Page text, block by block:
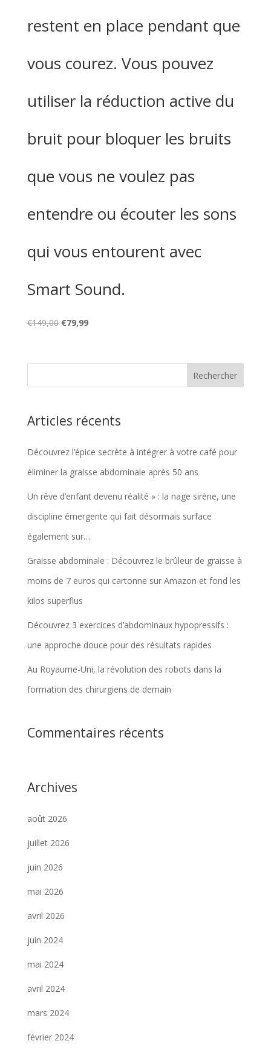
restent en place pendant que
vous courez. Vous pouvez
utiliser la réduction active du
bruit pour bloquer les bruits
que vous ne voulez pas
entendre ou écouter les sons
qui vous entourent avec
Smart Sound.
€149,00 Le
était :
€79,99Le
est :
Articles récents
Découvrez l’épice secrète à intégrer à votre café pour
éliminer la graisse abdominale après 50 ans
Un rêve d’enfant devenu réalité » : la nage sirène, une
discipline émergente qui fait désormais surface
également sur…
Graisse abdominale : Découvrez le brûleur de graisse à
moins de 7 euros qui cartonne sur Amazon et fond les
kilos superflus
Découvrez 3 exercices d’abdominaux hypopressifs :
une approche douce pour des résultats rapides
Au Royaume-Uni, la révolution des robots dans la
formation des chirurgiens de demain
Commentaires récents
Archives
août 2026
juillet 2026
juin 2026
mai 2026
avril 2026
juin 2024
mai 2024
avril 2024
mars 2024
février 2024